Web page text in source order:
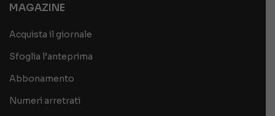
MAGAZINE
Acquista il giornale
Sfoglia l’anteprima
Abbonamento
Numeri arretrati